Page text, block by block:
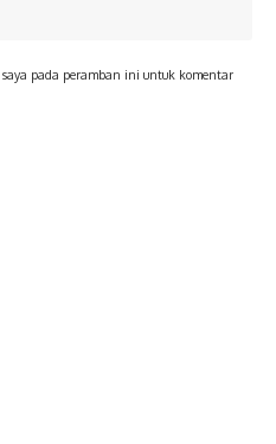
pada peramban ini untuk komentar